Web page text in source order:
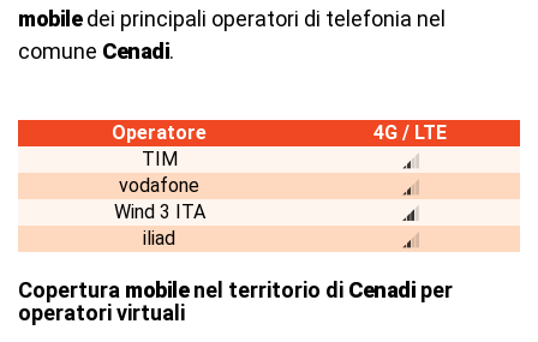
mobiledei principali operatori di telefonia nel
comune Cenadi.
Operatore
4G / LTE
TIM
vodafone
Wind 3 ITA
iliad
Copertura mobilenel territorio di Cenadi per
operatori virtuali